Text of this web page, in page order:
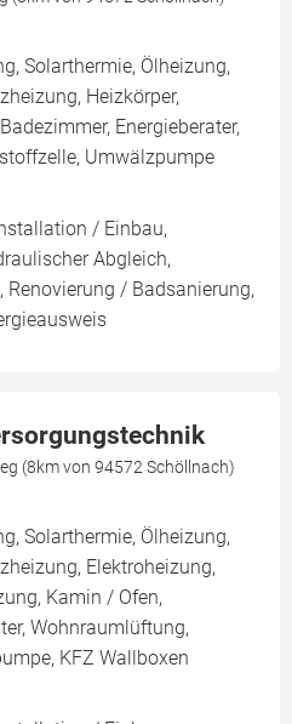
Solarthermie, Ölheizung,
Heizkörper,
Energieberater,
Umwälzpumpe
/ Einbau,
Abgleich,
Renovierung / Badsanierung,
(8km von 94572 Schöllnach)
Solarthermie, Ölheizung,
Elektroheizung,
Kamin / Ofen,
Wohnraumlüftung,
KFZ Wallboxen